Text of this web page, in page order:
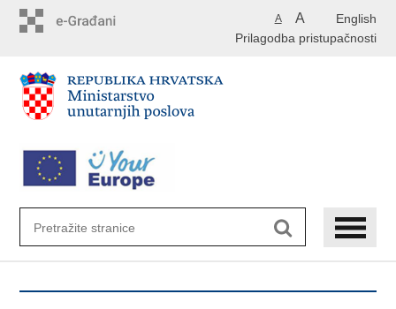
English
A A
Prilagodba pristupačnosti